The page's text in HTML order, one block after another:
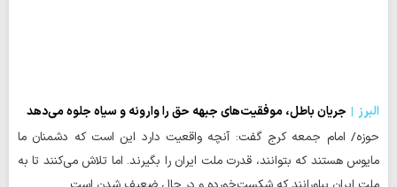
البرز
جریان باطل، موفقیت‌های جبهه حق را وارونه و سیاه جلوه می‌دهد
حوزه/ امام جمعه کرج گفت: آنچه واقعیت‌ دارد این است که دشمنان ما
مایوس هستند که بتوانند، قدرت ملت ایران را بگیرند. اما تلاش می‌کنند تا به